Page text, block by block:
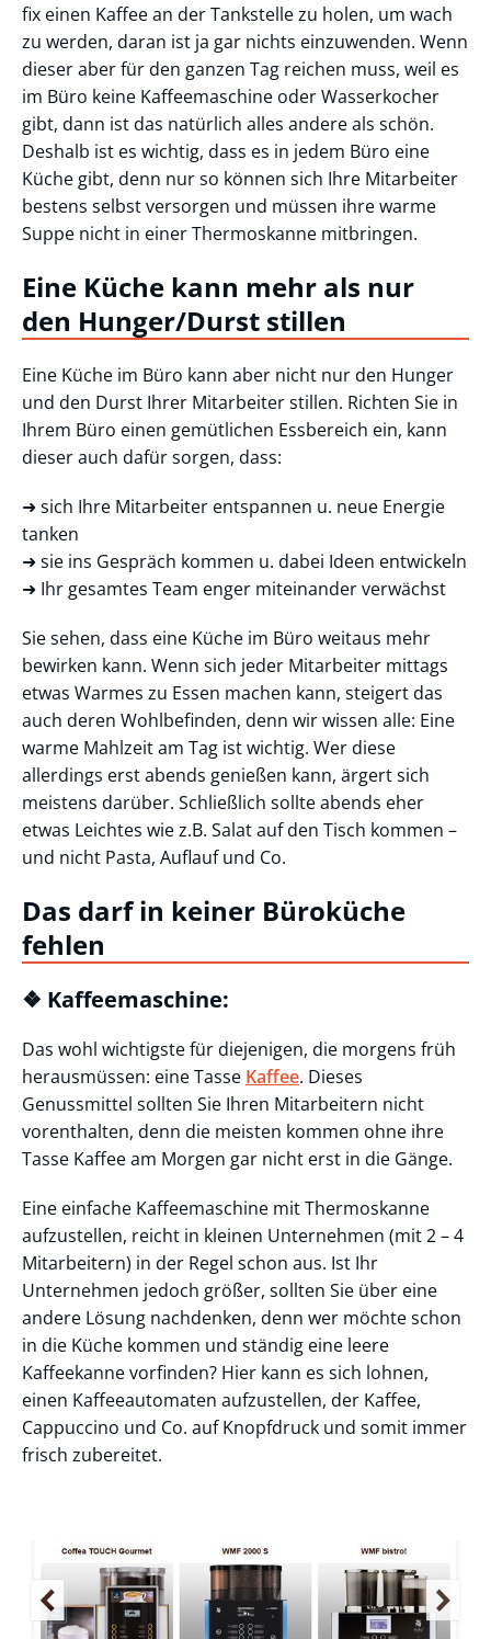
fix einen Kaffee an der Tankstelle zu holen, um wach
zu werden, daran ist ja gar nichts einzuwenden. Wenn
dieser aber für den ganzen Tag reichen muss, weil es
im Büro keine Kaffeemaschine oder Wasserkocher
gibt, dann ist das natürlich alles andere als schön.
Deshalb ist es wichtig, dass es in jedem Büro eine
Küche gibt, denn nur so können sich Ihre Mitarbeiter
bestens selbst versorgen und müssen ihre warme
Suppe nicht in einer Thermoskanne mitbringen.
Eine Küche kann mehr als nur
den Hunger/Durst stillen
Eine Küche im Büro kann aber nicht nur den Hunger
und den Durst Ihrer Mitarbeiter stillen. Richten Sie in
Ihrem Büro einen gemütlichen Essbereich ein, kann
dieser auch dafür sorgen, dass:
➜ sich Ihre Mitarbeiter entspannen u. neue Energie
tanken
➜ sie ins Gespräch kommen u. dabei Ideen entwickeln
➜ Ihr gesamtes Team enger miteinander verwächst
Sie sehen, dass eine Küche im Büro weitaus mehr
bewirken kann. Wenn sich jeder Mitarbeiter mittags
etwas Warmes zu Essen machen kann, steigert das
auch deren Wohlbefinden, denn wir wissen alle: Eine
warme Mahlzeit am Tag ist wichtig. Wer diese
allerdings erst abends genießen kann, ärgert sich
meistens darüber. Schließlich sollte abends eher
etwas Leichtes wie z.B. Salat auf den Tisch kommen –
und nicht Pasta, Auflauf und Co.
Das darf in keiner Büroküche
fehlen
❖ Kaffeemaschine:
Das wohl wichtigste für diejenigen, die morgens früh
herausmüssen: eine Tasse Kaffee. Dieses
Genussmittel sollten Sie Ihren Mitarbeitern nicht
vorenthalten, denn die meisten kommen ohne ihre
Tasse Kaffee am Morgen gar nicht erst in die Gänge.
Eine einfache Kaffeemaschine mit Thermoskanne
aufzustellen, reicht in kleinen Unternehmen (mit 2 – 4
Mitarbeitern) in der Regel schon aus. Ist Ihr
Unternehmen jedoch größer, sollten Sie über eine
andere Lösung nachdenken, denn wer möchte schon
in die Küche kommen und ständig eine leere
Kaffeekanne vorfinden? Hier kann es sich lohnen,
einen Kaffeeautomaten aufzustellen, der Kaffee,
Cappuccino und Co. auf Knopfdruck und somit immer
frisch zubereitet.